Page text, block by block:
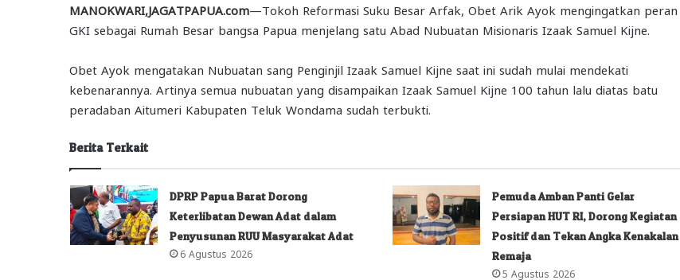
MANOKWARI,JAGATPAPUA.com—Tokoh Reformasi Suku Besar Arfak, Obet Arik Ayok mengingatkan peran
GKI sebagai Rumah Besar bangsa Papua menjelang satu Abad Nubuatan Misionaris Izaak Samuel Kijne.
Obet Ayok mengatakan Nubuatan sang Penginjil Izaak Samuel Kijne saat ini sudah mulai mendekati
kebenarannya. Artinya semua nubuatan yang disampaikan Izaak Samuel Kijne 100 tahun lalu diatas batu
peradaban Aitumeri Kabupaten Teluk Wondama sudah terbukti.
Berita Terkait
DPRP Papua Barat Dorong
Keterlibatan Dewan Adat dalam
Penyusunan RUU Masyarakat Adat
6 Agustus 2026
Pemuda Amban Panti Gelar
Persiapan HUT RI, Dorong Kegiatan
Positif dan Tekan Angka Kenakalan
Remaja
5 Agustus 2026